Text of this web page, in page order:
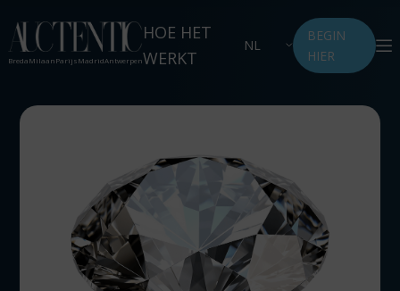
BredaMilaanParijsMadridAntwerpen
HOE HET
WERKT
NL
BEGIN
HIER